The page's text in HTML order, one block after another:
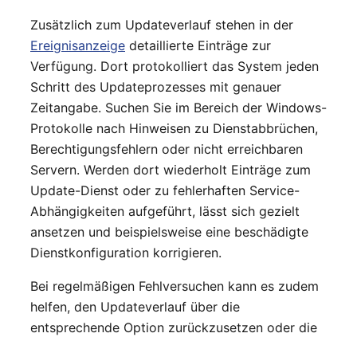
Zusätzlich zum Updateverlauf stehen in der
Ereignisanzeige detaillierte Einträge zur
Verfügung. Dort protokolliert das System jeden
Schritt des Updateprozesses mit genauer
Zeitangabe. Suchen Sie im Bereich der Windows-
Protokolle nach Hinweisen zu Dienstabbrüchen,
Berechtigungsfehlern oder nicht erreichbaren
Servern. Werden dort wiederholt Einträge zum
Update-Dienst oder zu fehlerhaften Service-
Abhängigkeiten aufgeführt, lässt sich gezielt
ansetzen und beispielsweise eine beschädigte
Dienstkonfiguration korrigieren.
Bei regelmäßigen Fehlversuchen kann es zudem
helfen, den Updateverlauf über die
entsprechende Option zurückzusetzen oder die